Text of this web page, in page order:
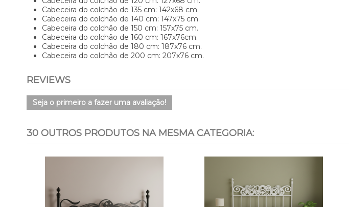
Cabeceira do colchão de 135 cm: 142x68 cm.
Cabeceira do colchão de 140 cm: 147x75 cm.
Cabeceira do colchão de 150 cm: 157x75 cm.
Cabeceira do colchão de 160 cm: 167x76cm.
Cabeceira do colchão de 180 cm: 187x76 cm.
Cabeceira do colchão de 200 cm: 207x76 cm.
REVIEWS
Seja o primeiro a fazer uma avaliação!
30 OUTROS PRODUTOS NA MESMA CATEGORIA: